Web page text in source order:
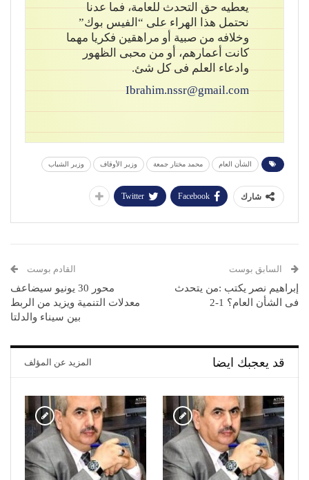
يعطيه حق التحدث للعامة، فما عدنا
نحتمل هذا الهراء على “الفيس بوك”
وخلافه من صبية أو مراهقين فكريا مهما
كانت أعمارهم، أو من محبى الظهور
وادعاء العلم فى كل شئ.
Ibrahim.nssr@gmail.com
الشأن العام محمد مختار جمعة وزير الأوقاف وزير الشباب
شارك Facebook
Twitter
السابق بوست
إبراهيم نصر يكتب :من يتحدث
فى الشأن العام؟ 1-2
القادم بوست
محور 30 يونيو سيضاعف
معدلات التنمية ويزيد من الربط
بين سيناء والدلتا
قد يعجبك ايضا المزيد عن المؤلف